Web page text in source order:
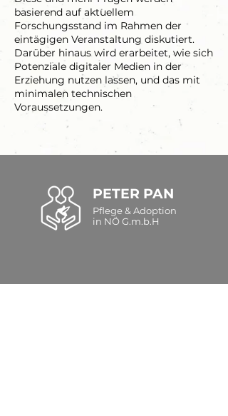
basierend auf aktuellem
Forschungsstand im Rahmen der
eintägigen Veranstaltung diskutiert.
Darüber hinaus wird erarbeitet, wie sich
Potenziale digitaler Medien in der
Erziehung nutzen lassen, und das mit
minimalen technischen
Voraussetzungen.
PETER PAN
Pflege & Adoption
in NÖ G.m.b.H